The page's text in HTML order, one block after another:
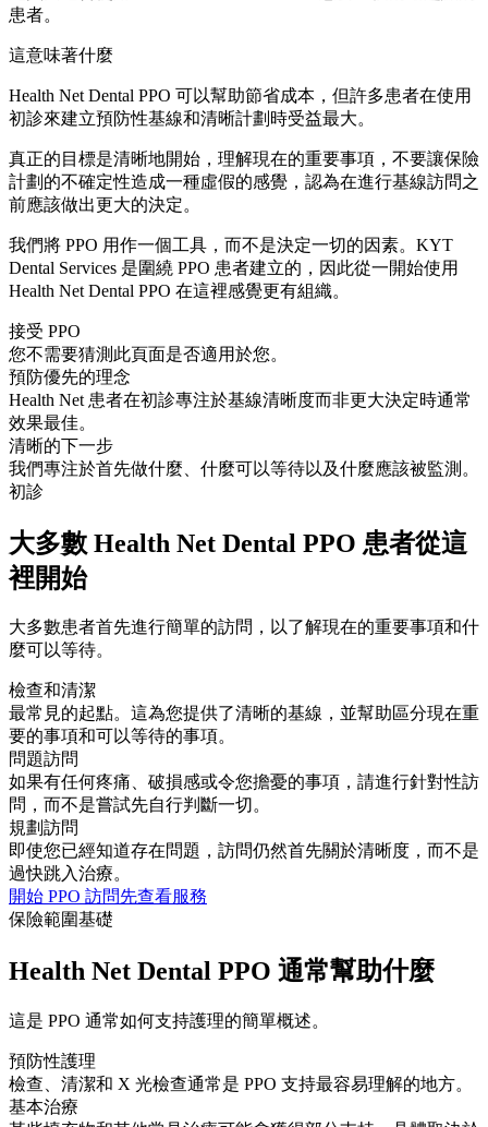
患者。
這意味著什麼
Health Net Dental PPO 可以幫助節省成本，但許多患者在使用
初診來建立預防性基線和清晰計劃時受益最大。
真正的目標是清晰地開始，理解現在的重要事項，不要讓保險
計劃的不確定性造成一種虛假的感覺，認為在進行基線訪問之
前應該做出更大的決定。
我們將 PPO 用作一個工具，而不是決定一切的因素。KYT
Dental Services 是圍繞 PPO 患者建立的，因此從一開始使用
Health Net Dental PPO 在這裡感覺更有組織。
接受 PPO
您不需要猜測此頁面是否適用於您。
預防優先的理念
Health Net 患者在初診專注於基線清晰度而非更大決定時通常
效果最佳。
清晰的下一步
我們專注於首先做什麼、什麼可以等待以及什麼應該被監測。
初診
大多數 Health Net Dental PPO 患者從這
裡開始
大多數患者首先進行簡單的訪問，以了解現在的重要事項和什
麼可以等待。
檢查和清潔
最常見的起點。這為您提供了清晰的基線，並幫助區分現在重
要的事項和可以等待的事項。
問題訪問
如果有任何疼痛、破損感或令您擔憂的事項，請進行針對性訪
問，而不是嘗試先自行判斷一切。
規劃訪問
即使您已經知道存在問題，訪問仍然首先關於清晰度，而不是
過快跳入治療。
開始 PPO 訪問先查看服務
保險範圍基礎
Health Net Dental PPO 通常幫助什麼
這是 PPO 通常如何支持護理的簡單概述。
預防性護理
檢查、清潔和 X 光檢查通常是 PPO 支持最容易理解的地方。
基本治療